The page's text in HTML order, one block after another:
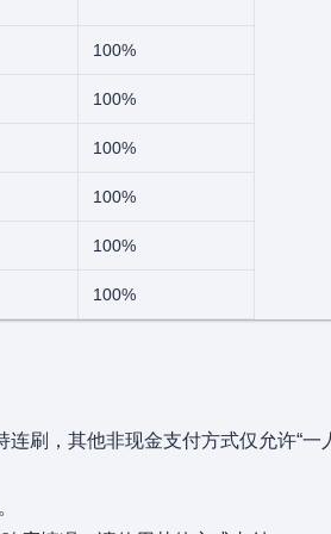
100%
100%
100%
100%
100%
100%
刷，其他非现金支付方式仅允许“一